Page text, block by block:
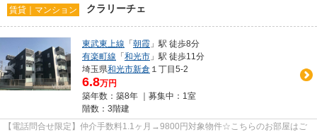
賃貸｜マンション クラリーチェ
東武東上線 「朝霞 」駅 徒歩8分
有楽町線 「和光市 」駅 徒歩11分
埼玉県和光市新倉 １丁目5-2
6.8万円
築年数：築8年 ｜募集中： 1室
階数：3階建
【電話問合せ限定】仲介手数料1.1ヶ月→9800円対象物件☆こちらのお部屋はご